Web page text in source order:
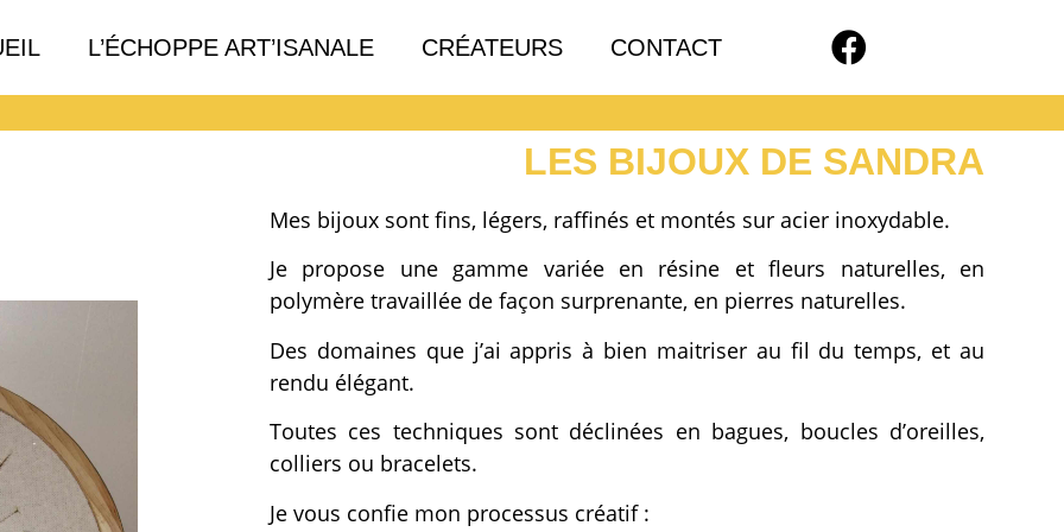
L’ÉCHOPPE ART’ISANALE CRÉATEURS CONTACT
LES BIJOUX DE SANDRA
Mes bijoux sont fins, légers, raffinés et montés sur acier inoxydable.
Je propose une gamme variée en résine et fleurs naturelles, en
polymère travaillée de façon surprenante, en pierres naturelles.
Des domaines que j’ai appris à bien maitriser au fil du temps, et au
rendu élégant.
Toutes ces techniques sont déclinées en bagues, boucles d’oreilles,
colliers ou bracelets.
Je vous confie mon processus créatif :